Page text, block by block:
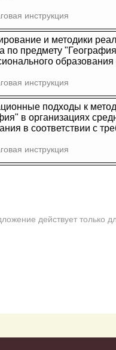
инструкция
и методики
по предмету
инструкция
подходы к
в организациях
в соответствии с
инструкция
действует только